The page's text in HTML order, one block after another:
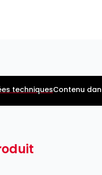
techniquesContenu